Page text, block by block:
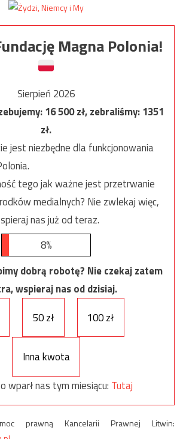
Magna Polonia!
Sierpień 2026
16 500zł, zebraliśmy:1351
zł.
jest niezbędne dla funkcjonowania
tego jak ważne jest przetrwanie
medialnych? Nie zwlekaj więc,
nas już od teraz.
8%
dobrą robotę? Nie czekaj zatem
wspieraj nas od dzisiaj.
50 zł 100 zł
Inna kwota
wparł nas tym miesiącu: Tutaj
prawną Kancelarii Prawnej Litwin: